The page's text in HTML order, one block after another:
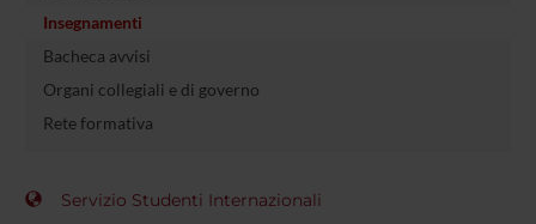
Insegnamenti
Bacheca avvisi
Organi collegiali e di governo
Rete formativa
Servizio Studenti Internazionali